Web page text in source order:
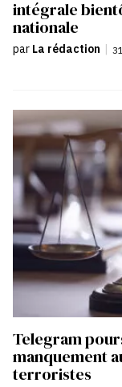
intégrale
nationale
par La rédaction |
Telegram
manquement
terroristes